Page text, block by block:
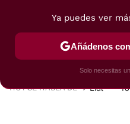
POSTRES VIAJES
HOY SE HABLA DE Lidl
Ya puedes ver
Añádenos
Solo necesitas